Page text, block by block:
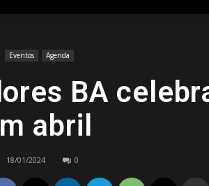
Eventos Agenda
BA
abril
18/01/2024 0